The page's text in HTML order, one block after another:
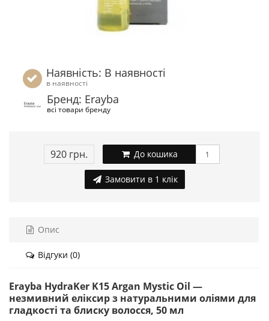
Наявність: В наявності
в наявності
Бренд: Erayba
всі товари бренду
920 грн. До кошика
Замовити в 1 клік
Опис
Відгуки (0)
Erayba HydraKer K15 Argan Mystic Oil —
незмивний еліксир з натуральними оліями для
гладкості та блиску волосся, 50 мл